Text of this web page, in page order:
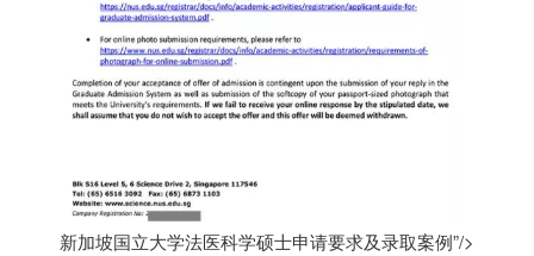
新加坡国立大学法医科学硕士申请要求及录取案例”/>